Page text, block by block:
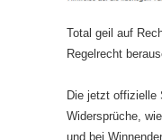
Total geil auf
Regelrecht
Die jetzt offizielle
Widersprüche,
und bei